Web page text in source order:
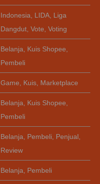
Indonesia, LIDA, Liga
Dangdut, Vote, Voting
Belanja, Kuis Shopee,
Pembeli
Game, Kuis, Marketplace
Belanja, Kuis Shopee,
Pembeli
Belanja, Pembeli, Penjual,
Review
Belanja, Pembeli